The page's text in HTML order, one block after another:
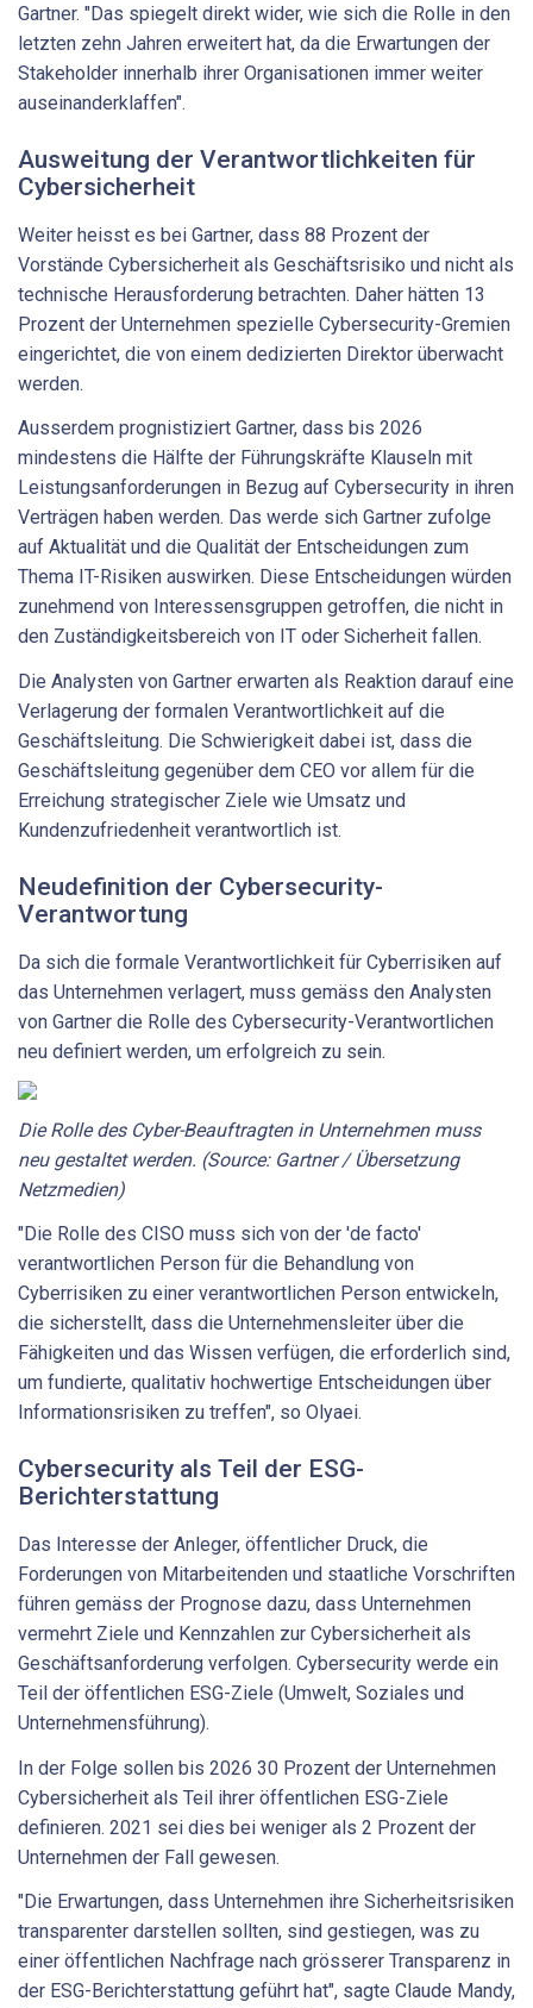
Gartner. "Das spiegelt direkt wider, wie sich die Rolle in den
letzten zehn Jahren erweitert hat, da die Erwartungen der
Stakeholder innerhalb ihrer Organisationen immer weiter
auseinanderklaffen".
Ausweitung der Verantwortlichkeiten für
Cybersicherheit
Weiter heisst es bei Gartner, dass 88 Prozent der
Vorstände Cybersicherheit als Geschäftsrisiko und nicht als
technische Herausforderung betrachten. Daher hätten 13
Prozent der Unternehmen spezielle Cybersecurity-Gremien
eingerichtet, die von einem dedizierten Direktor überwacht
werden.
Ausserdem prognistiziert Gartner, dass bis 2026
mindestens die Hälfte der Führungskräfte Klauseln mit
Leistungsanforderungen in Bezug auf Cybersecurity in ihren
Verträgen haben werden. Das werde sich Gartner zufolge
auf Aktualität und die Qualität der Entscheidungen zum
Thema IT-Risiken auswirken. Diese Entscheidungen würden
zunehmend von Interessensgruppen getroffen, die nicht in
den Zuständigkeitsbereich von IT oder Sicherheit fallen.
Die Analysten von Gartner erwarten als Reaktion darauf eine
Verlagerung der formalen Verantwortlichkeit auf die
Geschäftsleitung. Die Schwierigkeit dabei ist, dass die
Geschäftsleitung gegenüber dem CEO vor allem für die
Erreichung strategischer Ziele wie Umsatz und
Kundenzufriedenheit verantwortlich ist.
Neudefinition der Cybersecurity-
Verantwortung
Da sich die formale Verantwortlichkeit für Cyberrisiken auf
das Unternehmen verlagert, muss gemäss den Analysten
von Gartner die Rolle des Cybersecurity-Verantwortlichen
neu definiert werden, um erfolgreich zu sein.
Die Rolle des Cyber-Beauftragten in Unternehmen muss
neu gestaltet werden. (Source: Gartner / Übersetzung
Netzmedien)
"Die Rolle des CISO muss sich von der 'de facto'
verantwortlichen Person für die Behandlung von
Cyberrisiken zu einer verantwortlichen Person entwickeln,
die sicherstellt, dass die Unternehmensleiter über die
Fähigkeiten und das Wissen verfügen, die erforderlich sind,
um fundierte, qualitativ hochwertige Entscheidungen über
Informationsrisiken zu treffen", so Olyaei.
Cybersecurity als Teil der ESG-
Berichterstattung
Das Interesse der Anleger, öffentlicher Druck, die
Forderungen von Mitarbeitenden und staatliche Vorschriften
führen gemäss der Prognose dazu, dass Unternehmen
vermehrt Ziele und Kennzahlen zur Cybersicherheit als
Geschäftsanforderung verfolgen. Cybersecurity werde ein
Teil der öffentlichen ESG-Ziele (Umwelt, Soziales und
Unternehmensführung).
In der Folge sollen bis 2026 30 Prozent der Unternehmen
Cybersicherheit als Teil ihrer öffentlichen ESG-Ziele
definieren. 2021 sei dies bei weniger als 2 Prozent der
Unternehmen der Fall gewesen.
"Die Erwartungen, dass Unternehmen ihre Sicherheitsrisiken
transparenter darstellen sollten, sind gestiegen, was zu
einer öffentlichen Nachfrage nach grösserer Transparenz in
der ESG-Berichterstattung geführt hat", sagte Claude Mandy,